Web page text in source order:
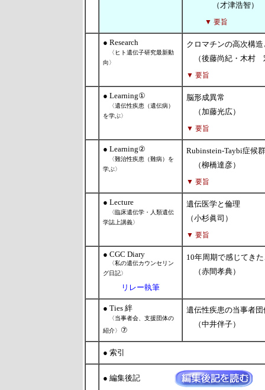
（才津浩智）
▼ 要旨
● Research
〈ヒト遺伝子研究最新動
向〉
クロマチンの高次構
（後藤尚紀・木村
▼ 要旨
● Learning①
〈遺伝性疾患（遺伝病）
を学ぶ〉
脳形成異常
（加藤光広）
▼ 要旨
● Learning②
〈難治性疾患（難病）を
学ぶ〉
Rubinstein-Taybi症候群
（柳橋達彦）
▼ 要旨
● Lecture
〈臨床遺伝学・人類遺伝
学誌上講義〉
遺伝医学と倫理
（小杉眞司）
▼ 要旨
● CGC Diary
〈私の遺伝カウンセリン
グ日記〉
リレー執筆
10年周期で感じてき
（赤間孝典）
● Ties 絆
〈当事者会、支援団体の
紹介〉 ⑦
遺伝性疾患の当事者
（中井伴子）
● 索引
● 編集後記